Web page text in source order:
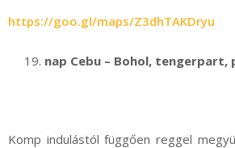
https://goo.gl/maps/Z3dhTAKDryu
nap Cebu – Bohol, tengerpart,
Komp indulástól függően reggel